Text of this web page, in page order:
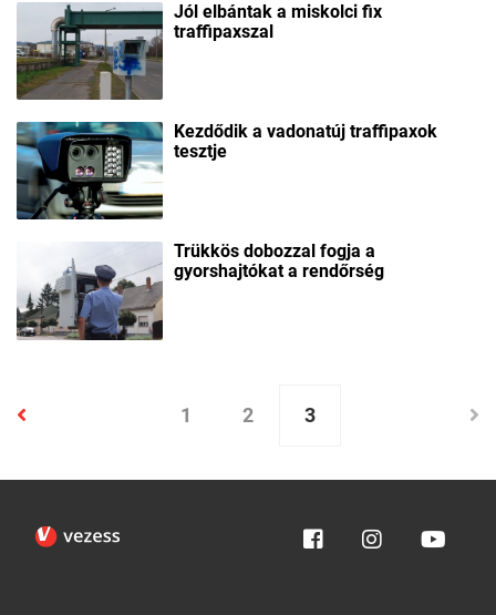
Jól elbántak a miskolci fix
traffipaxszal
Kezdődik a vadonatúj traffipaxok
tesztje
Trükkös dobozzal fogja a
gyorshajtókat a rendőrség
1 2 3